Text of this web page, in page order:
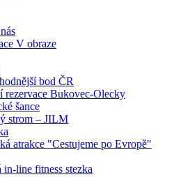
V obraze
bod ČR
rezervace Bukovec-Olecky
šance
strom – JILM
atrakce "Cestujeme po Evropě"
in-line fitness stezka